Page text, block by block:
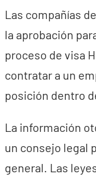
Las compañías
la aprobación
proceso de visa
contratar a un
posición dentro
La información
un consejo legal
general. Las